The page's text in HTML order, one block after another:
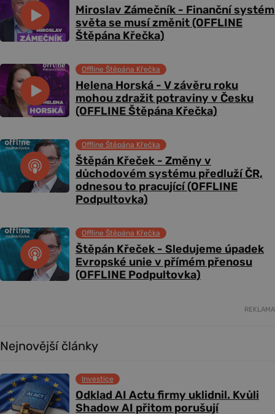
Miroslav Zámečník - Finanční systém
světa se musí změnit (OFFLINE
Štěpána Křečka)
Helena Horská - V závěru roku
mohou zdražit potraviny v Česku
(OFFLINE Štěpána Křečka)
Offline Štěpána Křečka
Štěpán Křeček - Změny v
důchodovém systému předluží ČR,
odnesou to pracující (OFFLINE
Podpultovka)
Offline Štěpána Křečka
Štěpán Křeček - Sledujeme úpadek
Evropské unie v přímém přenosu
(OFFLINE Podpultovka)
Offline Štěpána Křečka
REKLAMA
Nejnovější články
Odklad AI Actu firmy uklidnil. Kvůli
Shadow AI přitom porušují
Investice